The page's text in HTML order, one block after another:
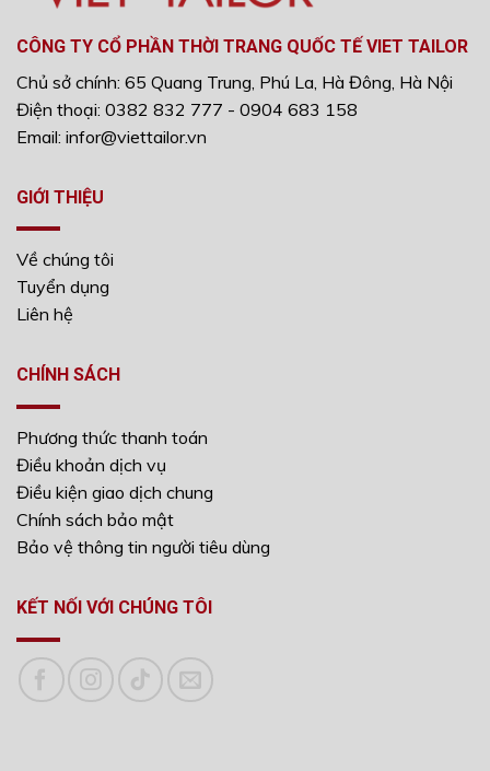
CÔNG TY CỔ PHẦN THỜI TRANG QUỐC TẾ VIET TAILOR
Chủ sở chính: 65 Quang Trung, Phú La, Hà Đông, Hà Nội
Điện thoại: 0382 832 777 - 0904 683 158
Email: infor@viettailor.vn
GIỚI THIỆU
Về chúng tôi
Tuyển dụng
Liên hệ
CHÍNH SÁCH
Phương thức thanh toán
Điều khoản dịch vụ
Điều kiện giao dịch chung
Chính sách bảo mật
Bảo vệ thông tin người tiêu dùng
KẾT NỐI VỚI CHÚNG TÔI